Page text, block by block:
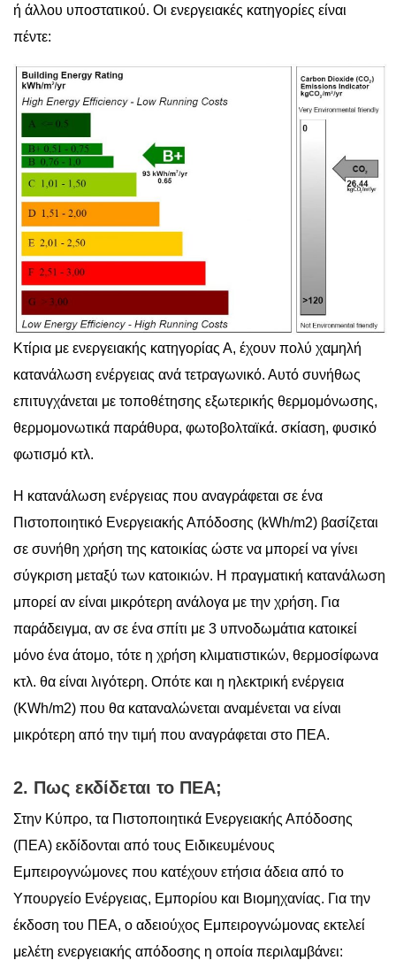
ή άλλου υποστατικού. Οι ενεργειακές κατηγορίες είναι
πέντε:
Κτίρια με ενεργειακής κατηγορίας Α, έχουν πολύ χαμηλή
κατανάλωση ενέργειας ανά τετραγωνικό. Αυτό συνήθως
επιτυγχάνεται με τοποθέτησης εξωτερικής θερμομόνωσης,
θερμομονωτικά παράθυρα, φωτοβολταϊκά. σκίαση, φυσικό
φωτισμό κτλ.
Η κατανάλωση ενέργειας που αναγράφεται σε ένα
Πιστοποιητικό Ενεργειακής Απόδοσης (kWh/m2) βασίζεται
σε συνήθη χρήση της κατοικίας ώστε να μπορεί να γίνει
σύγκριση μεταξύ των κατοικιών. Η πραγματική κατανάλωση
μπορεί αν είναι μικρότερη ανάλογα με την χρήση. Για
παράδειγμα, αν σε ένα σπίτι με 3 υπνοδωμάτια κατοικεί
μόνο ένα άτομο, τότε η χρήση κλιματιστικών, θερμοσίφωνα
κτλ. θα είναι λιγότερη. Οπότε και η ηλεκτρική ενέργεια
(KWh/m2) που θα καταναλώνεται αναμένεται να είναι
μικρότερη από την τιμή που αναγράφεται στο ΠΕΑ.
2. Πως εκδίδεται το ΠΕΑ;
Στην Κύπρο, τα Πιστοποιητικά Ενεργειακής Απόδοσης
(ΠΕΑ) εκδίδονται από τους Ειδικευμένους
Εμπειρογνώμονες που κατέχουν ετήσια άδεια από το
Υπουργείο Ενέργειας, Εμπορίου και Βιομηχανίας. Για την
έκδοση του ΠΕΑ, ο αδειούχος Εμπειρογνώμονας εκτελεί
μελέτη ενεργειακής απόδοσης η οποία περιλαμβάνει: